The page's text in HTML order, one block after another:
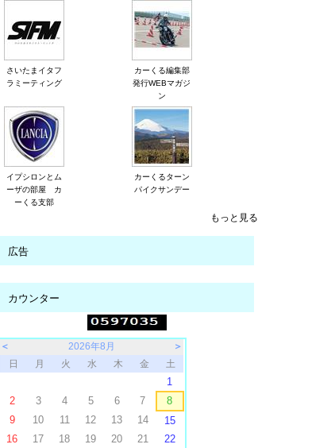
さいたまイタフ
ラミーティング
カーくる編集部
発行WEBマガジ
ン
イプシロンとム
ーザの部屋 カ
ーくる支部
カーくるターン
パイクサンデー
もっと見る
広告
カウンター
＜ 2026年8月
＞
日
月 火 水 木 金 土
1
2
3 4 5 6 7
8
9
10 11 12 13 14
15
16
17 18 19 20 21
22